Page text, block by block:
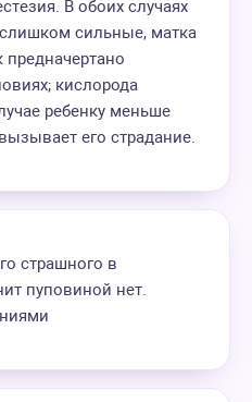
В обоих случаях
сильные, матка
предначертано
кислорода
ребенку меньше
его страдание.
страшного в
пуповиной нет.